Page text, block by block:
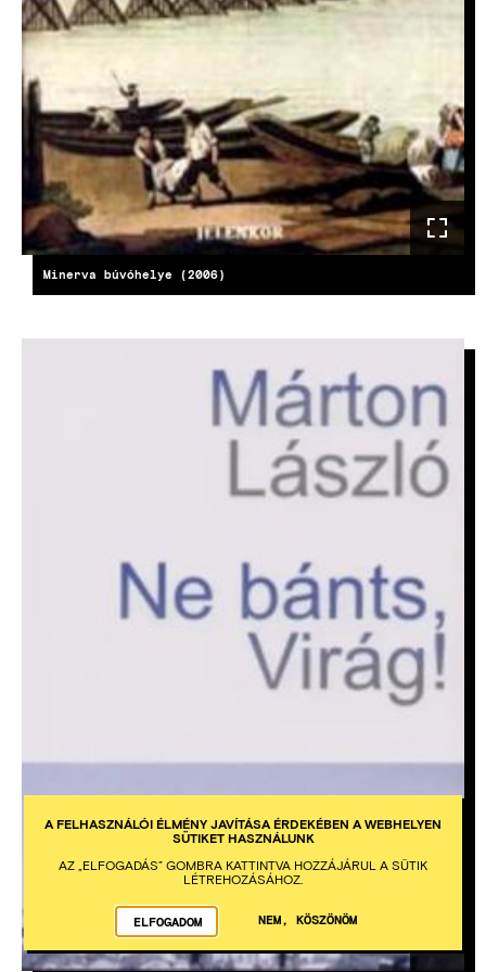
Minerva búvóhelye (2006)
A FELHASZNÁLÓI ÉLMÉNY JAVÍTÁSA ÉRDEKÉBEN A WEBHELYEN
SÜTIKET HASZNÁLUNK
AZ „ELFOGADÁS” GOMBRA KATTINTVA HOZZÁJÁRUL A SÜTIK
LÉTREHOZÁSÁHOZ.
ELFOGADOM NEM, KÖSZÖNÖM